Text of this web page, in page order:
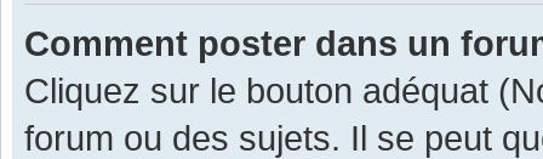
Comment poster dans un
Cliquez sur le bouton adéquat
forum ou des sujets. Il se peut